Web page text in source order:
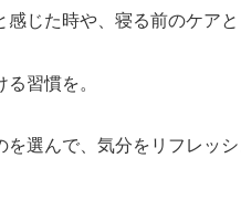
じた時や、寝る前のケアと
習慣を。
を選んで、気分をリフレッ